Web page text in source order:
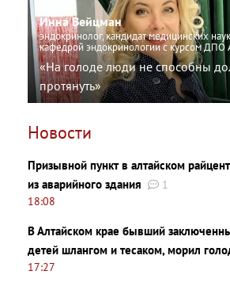
Инна Вейцман
эндокринолог, кандидат медицинских
кафедрой эндокринологии с курсом ДПО
«На голоде люди не способны
протянуть»
Новости
Призывной пункт в алтайском
из аварийного здания
1
18:08
В Алтайском крае бывший
детей шлангом и тесаком, морил
17:27